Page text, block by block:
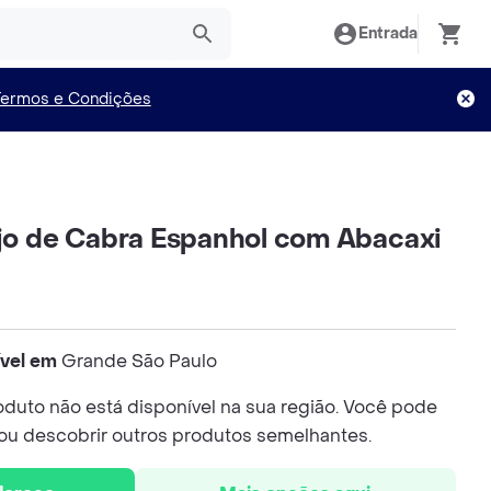
Entrada
e Condições
de Cabra Espanhol com Abacaxi
emGrande São Paulo
não está disponível na sua região. Você pode
descobrir outros produtos semelhantes.